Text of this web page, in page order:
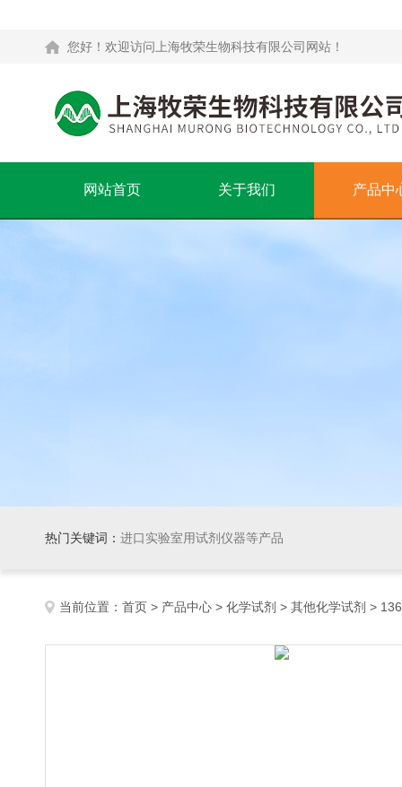
您好！欢迎访问上海牧荣生物科技有限公司网站！
网站首页 关于我们 产品中
热门关键词： 进口实验室用试剂仪器等产品
当前位置： 首页 > 产品中心 > 化学试剂 > 其他化学试剂 >